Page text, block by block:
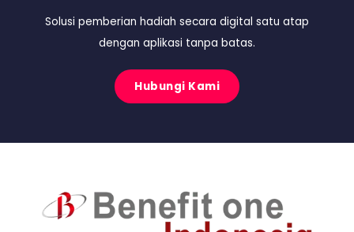
Solusi pemberian hadiah secara digital satu atap
dengan aplikasi tanpa batas.
Hubungi Kami